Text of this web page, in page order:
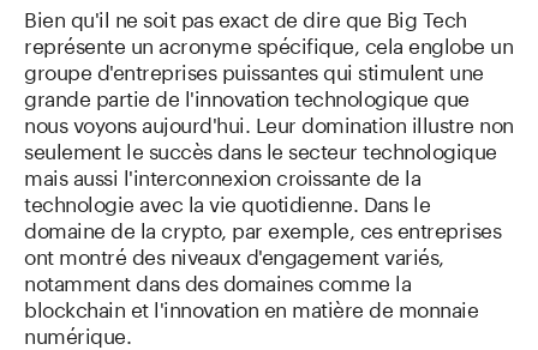
Bien qu'il ne soit pas exact de dire que Big Tech
représente un acronyme spécifique, cela englobe un
groupe d'entreprises puissantes qui stimulent une
grande partie de l'innovation technologique que
nous voyons aujourd'hui. Leur domination illustre non
seulement le succès dans le secteur technologique
mais aussi l'interconnexion croissante de la
technologie avec la vie quotidienne. Dans le
domaine de la crypto, par exemple, ces entreprises
ont montré des niveaux d'engagement variés,
notamment dans des domaines comme la
blockchain et l'innovation en matière de monnaie
numérique.